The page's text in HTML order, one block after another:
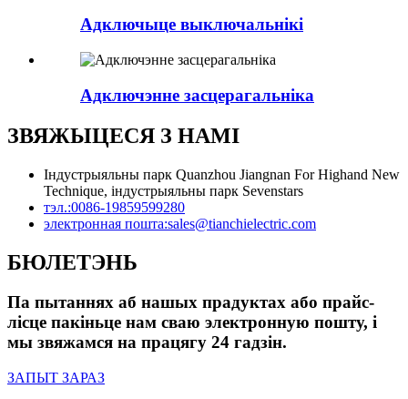
Адключыце выключальнікі
Адключэнне засцерагальніка
ЗВЯЖЫЦЕСЯ З НАМІ
Індустрыяльны парк Quanzhou Jiangnan For Highand New
Technique, індустрыяльны парк Sevenstars
тэл.:0086-19859599280
электронная пошта:sales@tianchielectric.com
БЮЛЕТЭНЬ
Па пытаннях аб нашых прадуктах або прайс-
лісце пакіньце нам сваю электронную пошту, і
мы звяжамся на працягу 24 гадзін.
ЗАПЫТ ЗАРАЗ